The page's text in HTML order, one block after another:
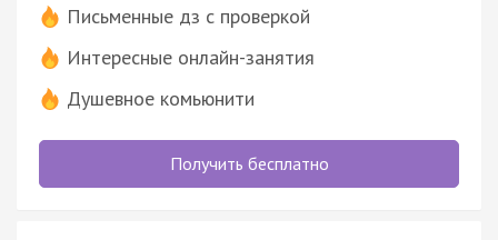
Письменные дз с проверкой
Интересные онлайн-занятия
Душевное комьюнити
Получить бесплатно